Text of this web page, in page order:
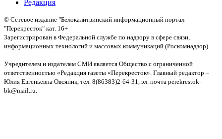
Редакция
© Сетевое издание "Белокалитвинский информационный портал
"Перекресток" кат. 16+
Зарегистрирован в Федеральной службе по надзору в сфере связи,
информационных технологий и массовых коммуникаций (Роскомнадзор).
Учредителем и издателем СМИ является Общество с ограниченной
ответственностью «Редакция газеты «Перекресток». Главный редактор –
Юлия Евгеньевна Овсяник, тел. 8(86383)2-64-31, эл. почта perekrestok-
bk@mail.ru.